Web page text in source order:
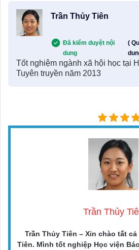
Trần Thủy Tiên
Đã kiểm duyệt nội
dung
(
Tốt nghiệm ngành xã hội học tại
Tuyên truyền năm 2013
Trần Thủy
Trần Thủy Tiên – Xin chào tất
Tiên. Mình tốt nghiệp Học viện